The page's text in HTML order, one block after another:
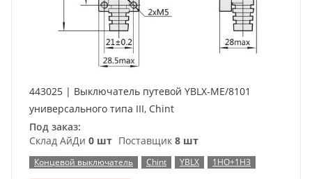
443025 | Выключатель путевой YBLX-ME/8101
универсального типа III, Chint
Под заказ:
Склад АйДи 0 шт Поставщик 8 шт
Концевой выключатель Chint YBLX 1НО+1НЗ